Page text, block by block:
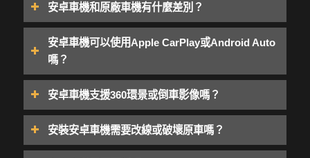
安卓車機和原廠車機有什麼差別？
安卓車機可以使用Apple CarPlay或Android Auto
嗎？
安卓車機支援360環景或倒車影像嗎？
安裝安卓車機需要改線或破壞原車嗎？